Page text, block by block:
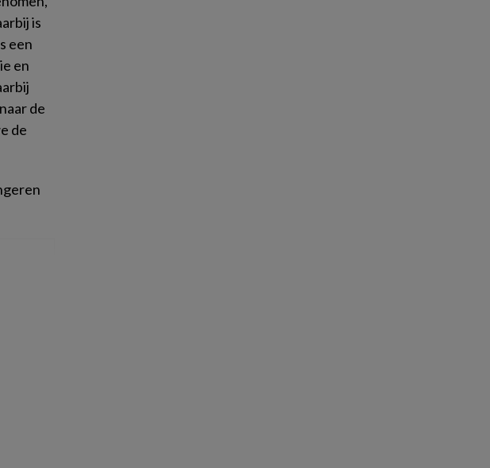
is
een
en
de
de